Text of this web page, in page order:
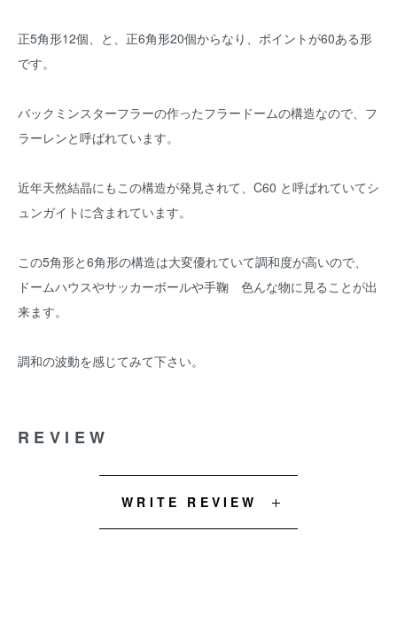
正5角形12個、と、正6角形20個からなり、ポイントが60ある形
です。
バックミンスターフラーの作ったフラードームの構造なので、フ
ラーレンと呼ばれています。
近年天然結晶にもこの構造が発見されて、C60 と呼ばれていてシ
ュンガイトに含まれています。
この5角形と6角形の構造は大変優れていて調和度が高いので、
ドームハウスやサッカーボールや手鞠 色んな物に見ることが出
来ます。
調和の波動を感じてみて下さい。
REVIEW
WRITE REVIEW